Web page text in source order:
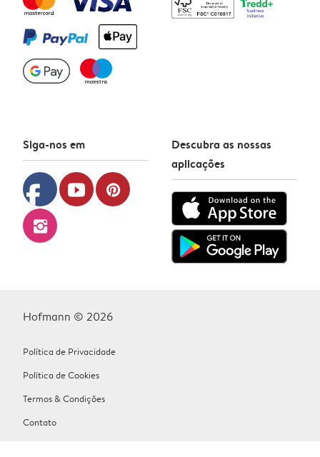
Siga-nos em
facebook youtube pinterest
instagram
Descubra as nossas
aplicações
Hofmann © 2026
Política de Privacidade
Política de Cookies
Termos & Condições
Contato